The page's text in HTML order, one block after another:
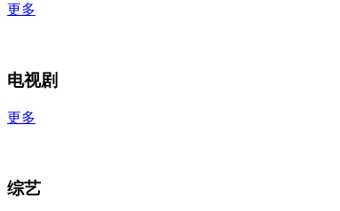
更多
电视剧
更多
综艺